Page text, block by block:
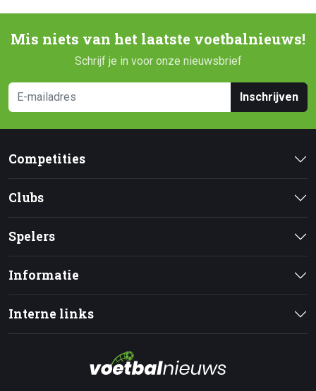
Mis niets van het laatste voetbalnieuws!
Schrijf je in voor onze nieuwsbrief
Inschrijven
Competities
Clubs
Spelers
Informatie
Interne links